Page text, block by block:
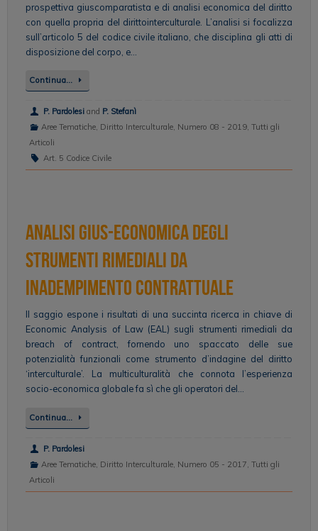
prospettiva giuscomparatista e di analisi economica del diritto
con quella propria del dirittointerculturale. L’analisi si focalizza
sull’articolo 5 del codice civile italiano, che disciplina gli atti di
disposizione del corpo, e…
Continua…
P. Pardolesiand P. Stefanì
Aree Tematiche, Diritto Interculturale, Numero 08 - 2019, Tutti gli
Articoli
Art. 5 Codice Civile
Analisi gius-economica degli
strumenti rimediali da
inadempimento contrattuale
Il saggio espone i risultati di una succinta ricerca in chiave di
Economic Analysis of Law (EAL) sugli strumenti rimediali da
breach of contract, fornendo uno spaccato delle sue
potenzialità funzionali come strumento d’indagine del diritto
‘interculturale’. La multiculturalità che connota l’esperienza
socio-economica globale fa sì che gli operatori del…
Continua…
P. Pardolesi
Aree Tematiche, Diritto Interculturale, Numero 05 - 2017 Tutti gli
Articoli